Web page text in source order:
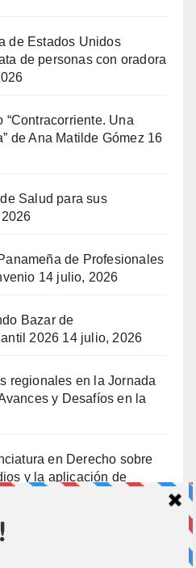
de Estados Unidos
de personas con oradora
“Contracorriente. Una
de Ana Matilde Gómez 16
Salud para sus
de Profesionales
14 julio, 2026
Bazar de
2026 14 julio, 2026
regionales en la Jornada
y Desafíos en la
en Derecho sobre
y la aplicación de